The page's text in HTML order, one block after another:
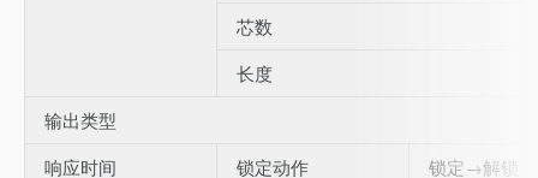
芯数
长度
输出类型
响应时间
锁定动作
锁定→解锁